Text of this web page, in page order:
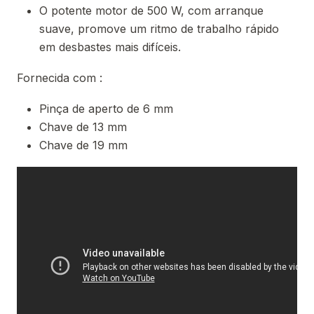
O potente motor de 500 W, com arranque
suave, promove um ritmo de trabalho rápido
em desbastes mais difíceis.
Fornecida com :
Pinça de aperto de 6 mm
Chave de 13 mm
Chave de 19 mm